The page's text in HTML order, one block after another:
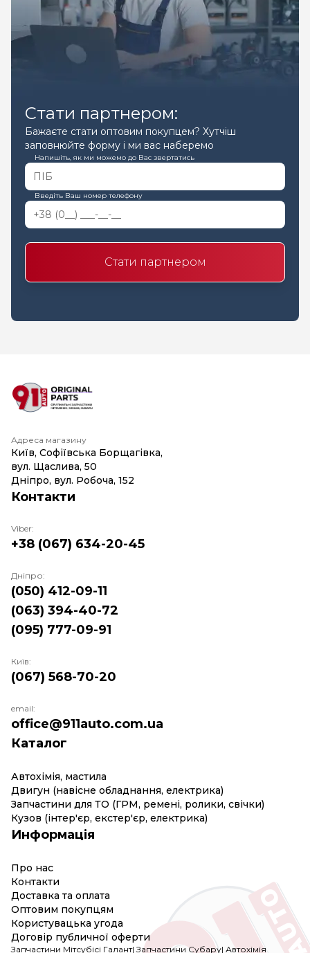
Стати партнером:
Бажаєте стати оптовим покупцем? Хутчіш
заповнюйте форму і ми вас наберемо
Напишіть, як ми можемо до Вас звертатись
Введіть Ваш номер телефону
Стати партнером
Адреса магазину
Київ, Софіївська Борщагівка,
вул. Щаслива, 50
Дніпро, вул. Робоча, 152
Каталог
Автохімія, мастила
Двигун (навісне обладнання, електрика)
Запчастини для ТО (ГРМ, ремені, ролики, свічки)
Кузов (інтер'єр, екстер'єр, електрика)
Информація
Про нас
Контакти
Доставка та оплата
Оптовим покупцям
Користувацька угода
Договір публичної оферти
Контакти
Viber:
+38 (067) 634-20-45
Дніпро:
(050) 412-09-11
(063) 394-40-72
(095) 777-09-91
Київ:
(067) 568-70-20
email:
office@911auto.com.ua
Запчастини Мітсубісі Галант|Запчастини Субару| Автохімія